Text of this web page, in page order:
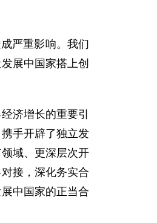
严重影响。我们
展中国家搭上创
济增长的重要引
手开辟了独立发
域、更深层次开
接，深化务实合
中国家的正当合